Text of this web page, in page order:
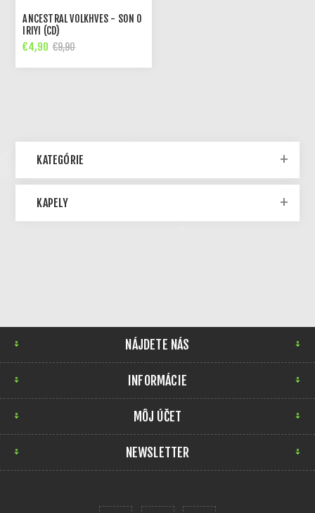
ANCESTRAL VOLKHVES - SON O
IRIYI (CD)
€4,90 €9,90
KATEGÓRIE
KAPELY
NÁJDETE NÁS
INFORMÁCIE
MÔJ ÚČET
NEWSLETTER